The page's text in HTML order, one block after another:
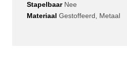
StapelbaarNee
Materiaal Gestoffeerd, Metaal